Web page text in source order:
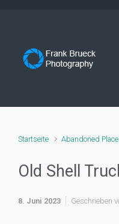
Startseite Abandoned
Old Shell
8. Juni 2023 Geschrieben